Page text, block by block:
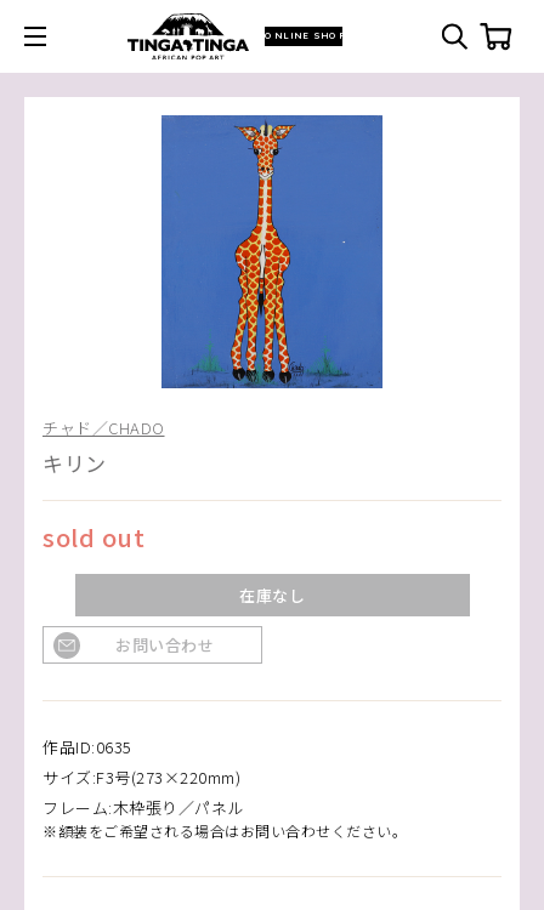
ONLINE SHOP
チャド／CHADO
キリン
sold out
在庫なし
お問い合わせ
作品ID:0635
サイズ:F3号(273×220mm)
フレーム:木枠張り／パネル
※額装をご希望される場合はお問い合わせください。